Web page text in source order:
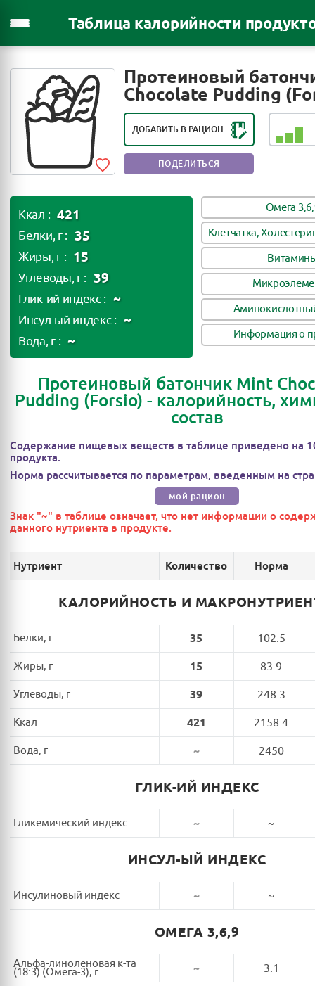
Таблица калорийности
Протеиновый
Chocolate Pudding
ДОБАВИТЬ В РАЦИОН
РЕЙТИНГ ПОЛЕЗНОСТИ ПРОДУКТА:
ПОЛЕЗЕН В НЕБОЛЬШИХ
КОЛИЧЕСТВАХ
ПОДЕЛИТЬСЯ
Ккал : 421
Белки, г : 35
Жиры, г : 15
Углеводы, г : 39
Глик-ий индекс : ~
Инсул-ый индекс : ~
Вода, г : ~
Омега
Клетчатка,
Информация о
Протеиновый батончик Mint
Pudding (Forsio) - калорийность,
состав
Содержание пищевых веществ в таблице приведено на
продукта.
Норма рассчитывается по параметрам, введенным на
мой рацион
Знак "~" в таблице означает, что нет информации о
данного нутриента в продукте.
Нутриент Количество Норма
КАЛОРИЙНОСТЬ И
Белки, г 35 102.5
Жиры, г 15 83.9
Углеводы, г 39 248.3
Ккал 421 2158.4
Вода, г ~ 2450
ГЛИК-ИЙ ИНДЕКС
Гликемический индекс ~ ~
ИНСУЛ-ЫЙ ИНДЕКС
Инсулиновый индекс ~ ~
ОМЕГА 3,6,9
Альфа-линоленовая к-та
(18:3) (Омега-3), г ~ 3.1